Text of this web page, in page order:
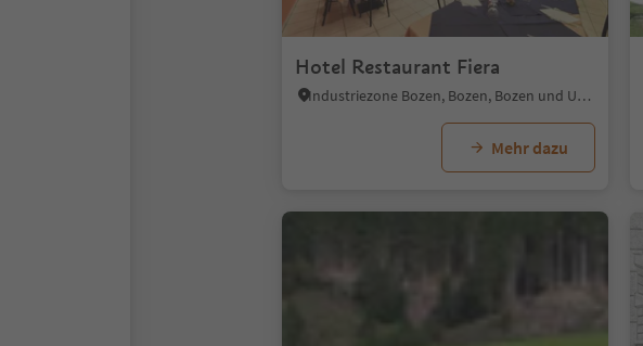
Hotel Restaurant Fiera
Industriezone Bozen, Bozen, Bozen und Umgebung
Mehr dazu